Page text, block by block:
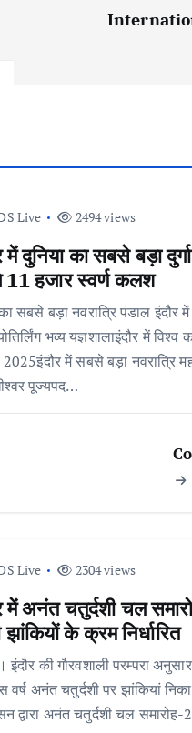
Live 2494 views
में दुनिया का सबसे बड़ा
11 हजार स्वर्ण कलश
सबसे बड़ा नवरात्रि पंडाल इंदौर
भव्य यज्ञशालाइंदौर में
में सबसे बड़ा नवरात्रि
पूज्यपद…
Live 2304 views
में अनंत चतुर्दशी चल
झांकियों के क्रम निर्धारित
इंदौर की गौरवशाली परम्परा
वर्ष अनंत चतुर्दशी पर झांकियां
द्वारा अनंत चतुर्दशी चल